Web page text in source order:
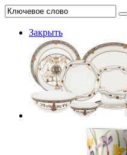
Закрыть